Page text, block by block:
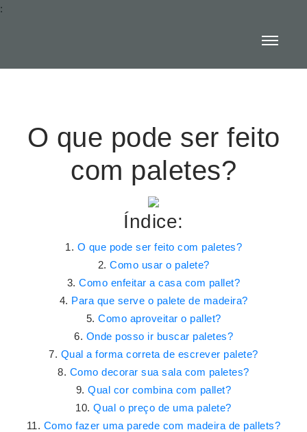
:
O que pode ser feito
com paletes?
Índice:
O que pode ser feito com paletes?
Como usar o palete?
Como enfeitar a casa com pallet?
Para que serve o palete de madeira?
Como aproveitar o pallet?
Onde posso ir buscar paletes?
Qual a forma correta de escrever palete?
Como decorar sua sala com paletes?
Qual cor combina com pallet?
Qual o preço de uma palete?
Como fazer uma parede com madeira de pallets?